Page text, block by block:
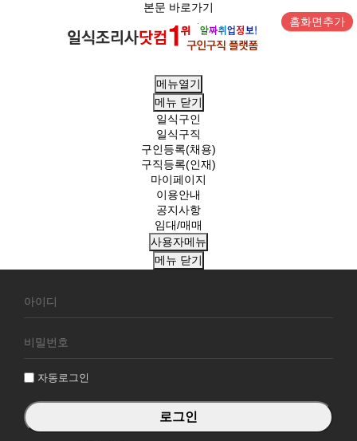
본문 바로가기
홈화면추가
메뉴열기
메뉴 닫기
일식구인
일식구직
구인등록(채용)
구직등록(인재)
마이페이지
이용안내
공지사항
임대/매매
사용자메뉴
메뉴 닫기
원
그
자동로그인